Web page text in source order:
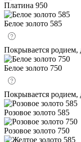
Платина 950
Белое золото 585
Покрывается родием,
Белое золото 750
Покрывается родием,
Розовое золото 585
Розовое золото 750